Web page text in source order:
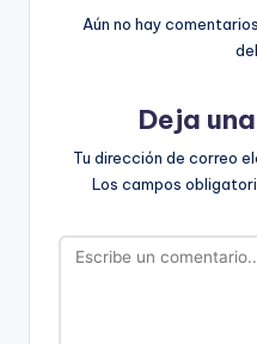
Aún no hay
Deja
Tu dirección de correo
Los campos